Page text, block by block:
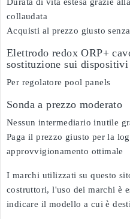
collaudata
Acquisti al prezzo giusto
Elettrodo redox ORP+
sostituzione sui dispositivi
Per regolatore pool panels
Sonda a prezzo moderato
Nessun intermediario inutile
Paga il prezzo giusto per la
approvvigionamento ottimale
I marchi utilizzati su questo
costruttori, l'uso dei marchi è
indicare il modello a cui è